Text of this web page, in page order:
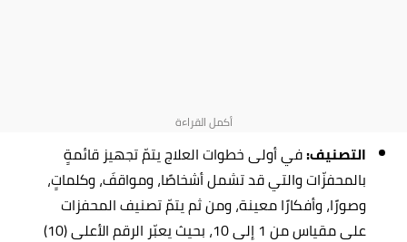
التصنيف:في أولى خطوات العلاج يتمّ تجهيز قائمةٍ
بالمحفزّات والتي قد تشمل أشخاصًا، ومواقفَ، وكلماتٍ،
وصورًا، وأفكارًا معينة، ومن ثم يتمّ تصنيف المحفزات
على مقياس من 1 إلى 10، بحيث يعبّر الرقم الأعلى (10)